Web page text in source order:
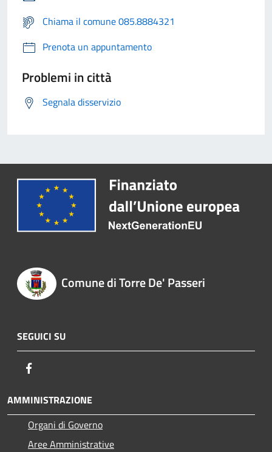
Chiama il comune 085.8884321
Prenota un appuntamento
Problemi in città
Segnala disservizio
Comune di Torre De' Passeri
SEGUICI SU
AMMINISTRAZIONE
Organi di Governo
Aree Amministrative